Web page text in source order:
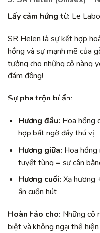
Lấy cảm hứng từ: Le
SR Helen là sự kết hợp
hồng và sự mạnh mẽ của
tưởng cho những cô nàng
đám đông!
Sự pha trộn bí ẩn:
Hương đầu: Hoa hồng
hợp bất ngờ đầy thú vị
Hương giữa: Hoa hồng
tuyết tùng = sự cân
Hương cuối: Xạ hương
ẩn cuốn hút
Hoàn hảo cho: Những cô
biệt và không ngại thể hiện